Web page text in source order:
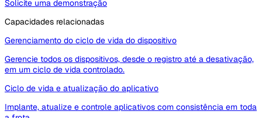
Solicite uma demonstração
Capacidades relacionadas
Gerenciamento do ciclo de vida do dispositivo
Gerencie todos os dispositivos, desde o registro até a desativação,
em um ciclo de vida controlado.
Ciclo de vida e atualização do aplicativo
Implante, atualize e controle aplicativos com consistência em toda